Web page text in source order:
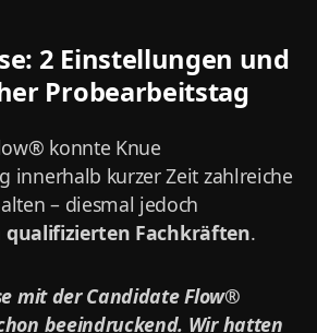
2 Einstellungen und
Probearbeitstag
konnte Knue
innerhalb kurzer Zeit zahlreiche
– diesmal jedoch
qualifizierten Fachkräften.
mit der Candidate Flow®
beeindruckend. Wir hatten